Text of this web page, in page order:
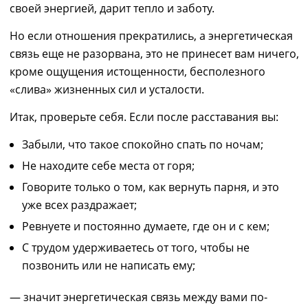
своей энергией, дариттепло и заботу.
Но если отношения прекратились, а энергетическая
связь еще не разорвана, это не принесет вам ничего,
кроме ощущения истощенности, бесполезного
«слива» жизненных сил и усталости.
Итак, проверьте себя. Если после расставания вы:
Забыли, что такое спокойно спать по ночам;
Не находите себе места от горя;
Говорите только о том, как вернуть парня, и это
уже всех раздражает;
Ревнуете и постоянно думаете, где он и с кем;
С трудом удерживаетесь от того, чтобы не
позвонить или не написать ему;
―значит энергетическая связь между вами по-